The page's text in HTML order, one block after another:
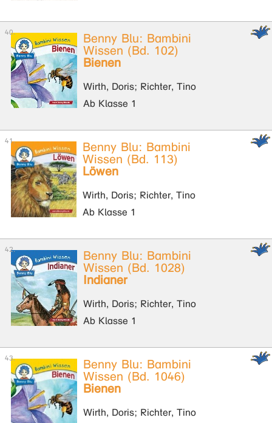
Benny Blu: Bambini
Wissen (Bd. 102)
Bienen
Wirth, Doris; Richter, Tino
Ab Klasse 1
Benny Blu: Bambini
Wissen (Bd. 113)
Löwen
Wirth, Doris; Richter, Tino
Ab Klasse 1
Benny Blu: Bambini
Wissen (Bd. 1028)
Indianer
Wirth, Doris; Richter, Tino
Ab Klasse 1
Benny Blu: Bambini
Wissen (Bd. 1046)
Bienen
Wirth, Doris; Richter, Tino